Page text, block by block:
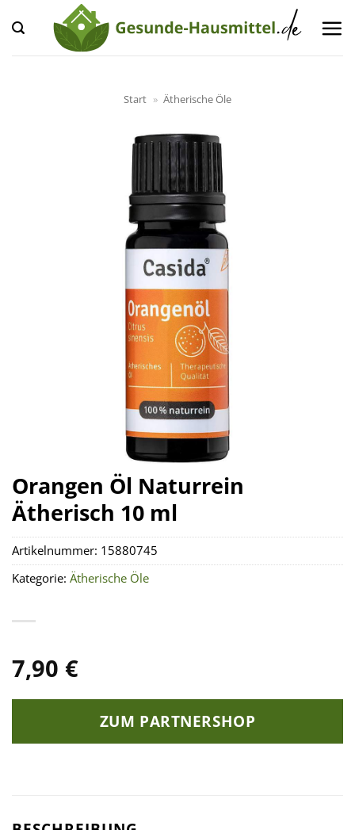
Inhalt
springen
Start » Ätherische Öle
Orangen Öl Naturrein
Ätherisch 10 ml
7,90 €
ZUM PARTNERSHOP
Artikelnummer: 15880745
Kategorie: Ätherische Öle